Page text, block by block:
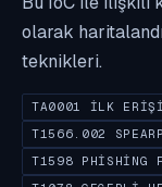
olarak
teknikleri.
TA0001 İLK
T1566.002
T1598 PHISHING